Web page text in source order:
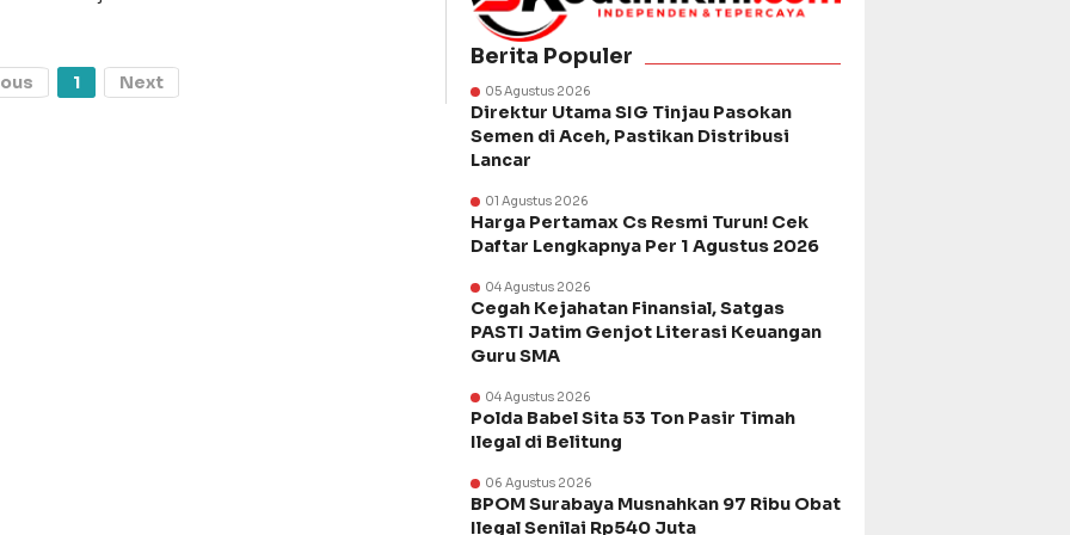
1 Next
Berita Populer
05 Agustus 2026
Direktur Utama SIG Tinjau Pasokan
Semen di Aceh, Pastikan Distribusi
Lancar
01 Agustus 2026
Harga Pertamax Cs Resmi Turun! Cek
Daftar Lengkapnya Per 1 Agustus 2026
04 Agustus 2026
Cegah Kejahatan Finansial, Satgas
PASTI Jatim Genjot Literasi Keuangan
Guru SMA
04 Agustus 2026
Polda Babel Sita 53 Ton Pasir Timah
Ilegal di Belitung
06 Agustus 2026
BPOM Surabaya Musnahkan 97 Ribu Obat
Ilegal Senilai Rp540 Juta